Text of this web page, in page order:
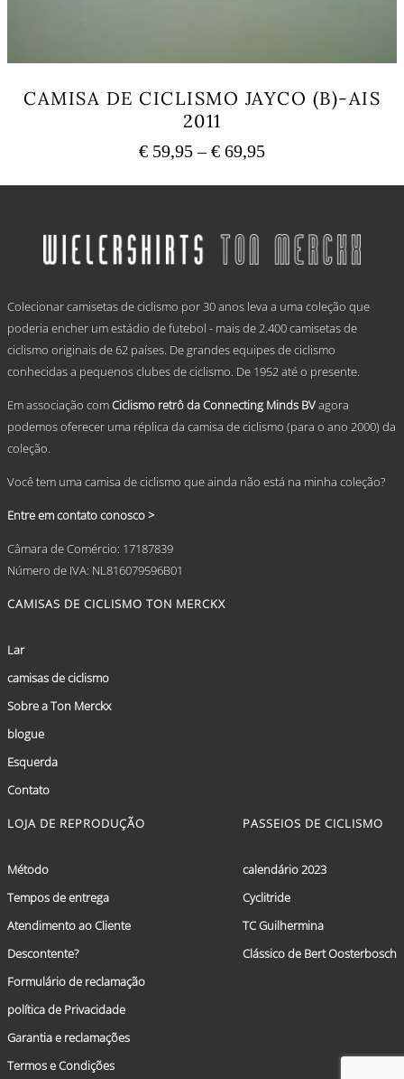
CAMISA DE CICLISMO JAYCO (B)-AIS
2011
€ 59,95 – € 69,95Price
€ 59,95
€ 69,95
variants.
The
be
chosen
the
product
Colecionar camisetas de ciclismo por 30 anos leva a uma coleção que
poderia encher um estádio de futebol - mais de 2.400 camisetas de
ciclismo originais de 62 países. De grandes equipes de ciclismo
conhecidas a pequenos clubes de ciclismo. De 1952 até o presente.
Em associação comCiclismo retrô da Connecting Minds BVagora
podemos oferecer uma réplica da camisa de ciclismo (para o ano 2000) da
coleção.
Você tem uma camisa de ciclismo que ainda não está na minha coleção?
Entre em contato conosco >
Câmara de Comércio: 17187839
Número de IVA: NL816079596B01
CAMISAS DE CICLISMO TON MERCKX
Lar
camisas de ciclismo
Sobre a Ton Merckx
blogue
Esquerda
Contato
LOJA DE REPRODUÇÃO
Método
Tempos de entrega
Atendimento ao Cliente
Descontente?
Formulário de reclamação
política de Privacidade
Garantia e reclamações
Termos e Condições
PASSEIOS DE CICLISMO
calendário 2023
Cyclitride
TC Guilhermina
Clássico de Bert Oosterbosch